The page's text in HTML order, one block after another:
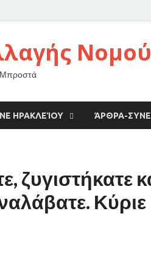
ΝΕ ΗΡΑΚΛΕΊΟΥ ΆΡΘΡΑ-
Κύριε